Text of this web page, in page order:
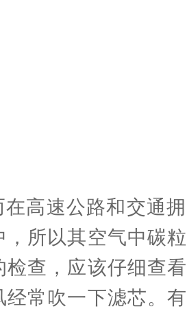
速公路和交通拥
，所以其空气中碳
检查，应该仔细查
经常吹一下滤芯。